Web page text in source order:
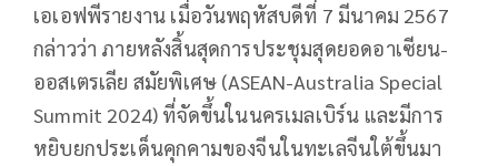
เอเอฟพีรายงาน เมื่อวันพฤหัสบดีที่ 7 มีนาคม 2567
กล่าวว่า ภายหลังสิ้นสุดการประชุมสุดยอดอาเซียน-
ออสเตรเลีย สมัยพิเศษ (ASEAN-Australia Special
Summit 2024) ที่จัดขึ้นในนครเมลเบิร์น และมีการ
หยิบยกประเด็นคุกคามของจีนในทะเลจีนใต้ขึ้นมา